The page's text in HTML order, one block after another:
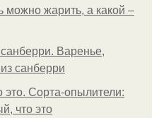
можно жарить, а какой –
Варенье,
санберри
Сорта-опылители:
что это